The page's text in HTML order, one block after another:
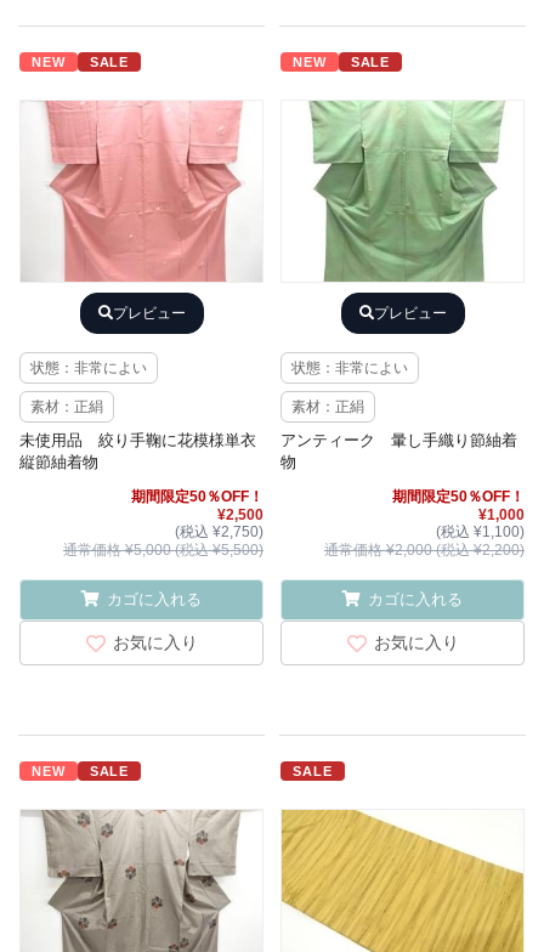
NEW SALE
プレビュー
状態：非常によい
素材：正絹
未使用品 絞り手鞠に花模様単衣
縦節紬着物
期間限定50％OFF！
¥2,500
(税込 ¥2,750)
通常価格 ¥5,000 (税込 ¥5,500)
カゴに入れる
お気に入り
NEW SALE
プレビュー
状態：非常によい
素材：正絹
アンティーク 暈し手織り節紬着
物
期間限定50％OFF！
¥1,000
(税込 ¥1,100)
通常価格 ¥2,000 (税込 ¥2,200)
カゴに入れる
お気に入り
NEW SALE SALE